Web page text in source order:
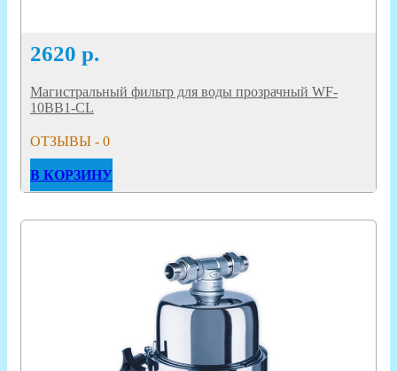
2620 р.
Магистральный фильтр для воды прозрачный WF-
10BB1-CL
ОТЗЫВЫ - 0
В КОРЗИНУ